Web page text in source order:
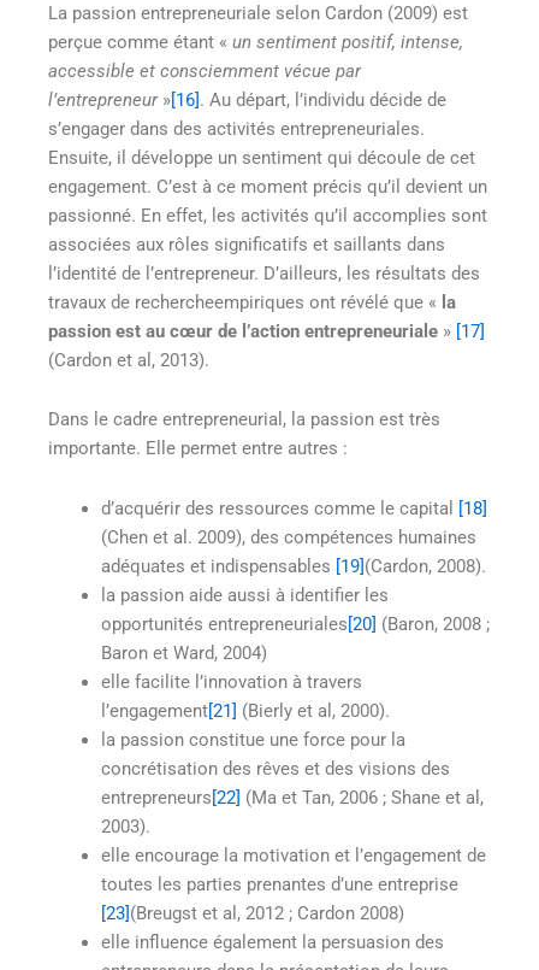
La passion entrepreneuriale selon Cardon (2009) est
perçue comme étant « un sentiment positif, intense,
accessible et consciemment vécue par
l’entrepreneur »[16]. Au départ, l’individu décide de
s’engager dans des activités entrepreneuriales.
Ensuite, il développe un sentiment qui découle de cet
engagement. C’est à ce moment précis qu’il devient un
passionné. En effet, les activités qu’il accomplies sont
associées aux rôles significatifs et saillants dans
l’identité de l’entrepreneur. D’ailleurs, les résultats des
travaux de rechercheempiriques ont révélé que « la
passion est au cœur de l’action entrepreneuriale » [17]
(Cardon et al, 2013).
Dans le cadre entrepreneurial, la passion est très
importante. Elle permet entre autres :
d’acquérir des ressources comme le capital [18]
(Chen et al. 2009), des compétences humaines
adéquates et indispensables [19](Cardon, 2008).
la passion aide aussi à identifier les
opportunités entrepreneuriales[20] (Baron, 2008 ;
Baron et Ward, 2004)
elle facilite l’innovation à travers
l’engagement[21] (Bierly et al, 2000).
la passion constitue une force pour la
concrétisation des rêves et des visions des
entrepreneurs[22] (Ma et Tan, 2006 ; Shane et al,
2003).
elle encourage la motivation et l’engagement de
toutes les parties prenantes d’une entreprise
[23](Breugst et al, 2012 ; Cardon 2008)
elle influence également la persuasion des